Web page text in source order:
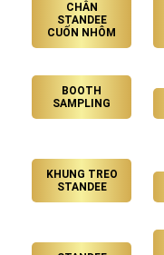
CHÂN
STANDEE
CUỐN NHÔM
BOOTH
SAMPLING
KHUNG TREO
STANDEE